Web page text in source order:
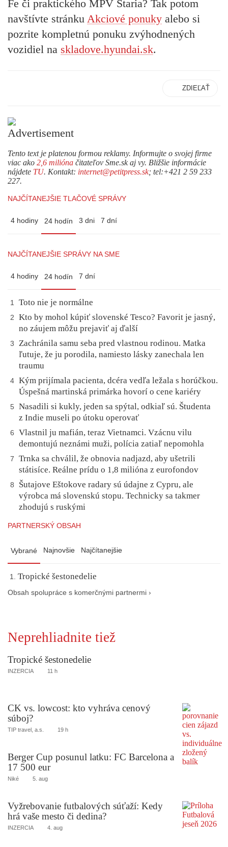
Fe či praktického MPV Staria? Tak potom
navštívte stránku Akciové ponuky alebo si
pozrite kompletnú ponuku zvýhodnených
vozidiel na skladove.hyundai.sk.
ZDIEĽAŤ
Tento text je platenou formou reklamy. Informujte o svojej firme
viac ako 2,6 milióna čitateľov Sme.sk aj vy. Bližšie informácie
nájdete TU. Kontakt: internet@petitpress.sk; tel:+421 2 59 233
227.
NAJČÍTANEJŠIE TLAČOVÉ SPRÁVY
4 hodiny 24 hodín 3 dni 7 dní
NAJČÍTANEJŠIE SPRÁVY NA SME
4 hodiny 24 hodín 7 dní
1 Toto nie je normálne
2
Kto by mohol kúpiť slovenské Tesco? Favorit je jasný,
no záujem môžu prejaviť aj ďalší
3
Zachránila samu seba pred vlastnou rodinou. Matka
ľutuje, že ju porodila, namiesto lásky zanechala len
traumu
4 Kým prijímala pacienta, dcéra vedľa ležala s horúčkou.
Úspešná martinská primárka hovorí o cene kariéry
5
Nasadili si kukly, jeden sa spýtal, odkiaľ sú. Študenta
z Indie museli po útoku operovať
6
Vlastnil ju mafián, teraz Vietnamci. Vzácnu vilu
demontujú neznámi muži, polícia zatiaľ nepomohla
7
Trnka sa chválil, že obnovia nadjazd, aby ušetrili
státisíce. Reálne prídu o 1,8 milióna z eurofondov
8
Šutajove Eštokove radary sú údajne z Cypru, ale
výrobca má slovenskú stopu. Technicky sa takmer
zhodujú s ruskými
PARTNERSKÝ OBSAH
Vybrané Najnovšie Najčítanejšie
Tropické šestonedelie
Obsah spolupráce s komerčnými partnermi ›
Neprehliadnite tiež
Tropické šestonedelie
INZERCIA 11 h
CK vs. lowcost: kto vyhráva cenový
súboj?
TIP travel, a.s. 19 h
Berger Cup posunul latku: FC Barcelona a
17 500 eur
Niké 5. aug
Vyžrebovanie futbalových súťaží: Kedy
hrá vaše mesto či dedina?
INZERCIA 4. aug